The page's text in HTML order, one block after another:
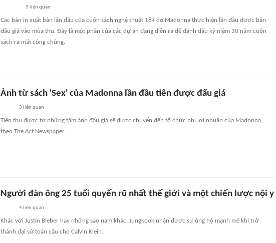
3 liên quan
Các bản in xuất bản lần đầu của cuốn sách nghệ thuật 18+ do Madonna thực hiện lần đầu được bán
đấu giá vào mùa thu. Đây là một phần của các dự án đang diễn ra để đánh dấu kỷ niệm 30 năm cuốn
sách ra mắt công chúng.
Ảnh từ sách 'Sex' của Madonna lần đầu tiên được đấu giá
3 liên quan
Tiền thu được từ những tấm ảnh đấu giá sẽ được chuyển đến tổ chức phi lợi nhuận của Madonna,
theo The Art Newspaper.
Người đàn ông 25 tuổi quyến rũ nhất thế giới và một chiến lược nội y
4liên quan
Khác với Justin Bieber hay những sao nam khác, Jungkook nhận được sự ủng hộ mạnh mẽ khi trở
thành đại sứ toàn cầu cho Calvin Klein.